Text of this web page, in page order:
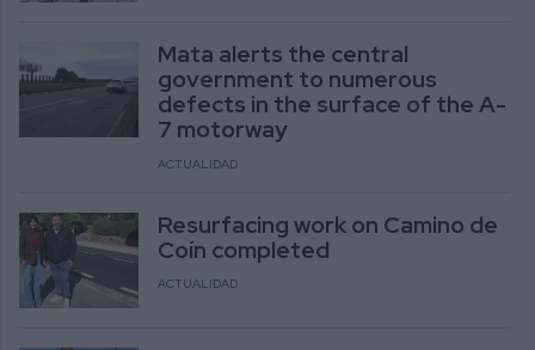
Mata alerts the central
government to numerous
defects in the surface of the A-
7 motorway
ACTUALIDAD
Resurfacing work on Camino de
Coín completed
ACTUALIDAD